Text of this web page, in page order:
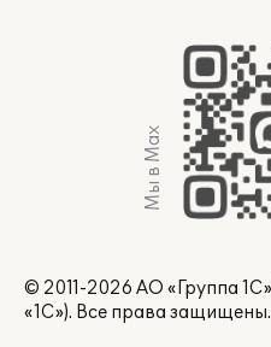
Мы в Max
© 2011-2026 АО «Группа
«1С»). Все права защищены.